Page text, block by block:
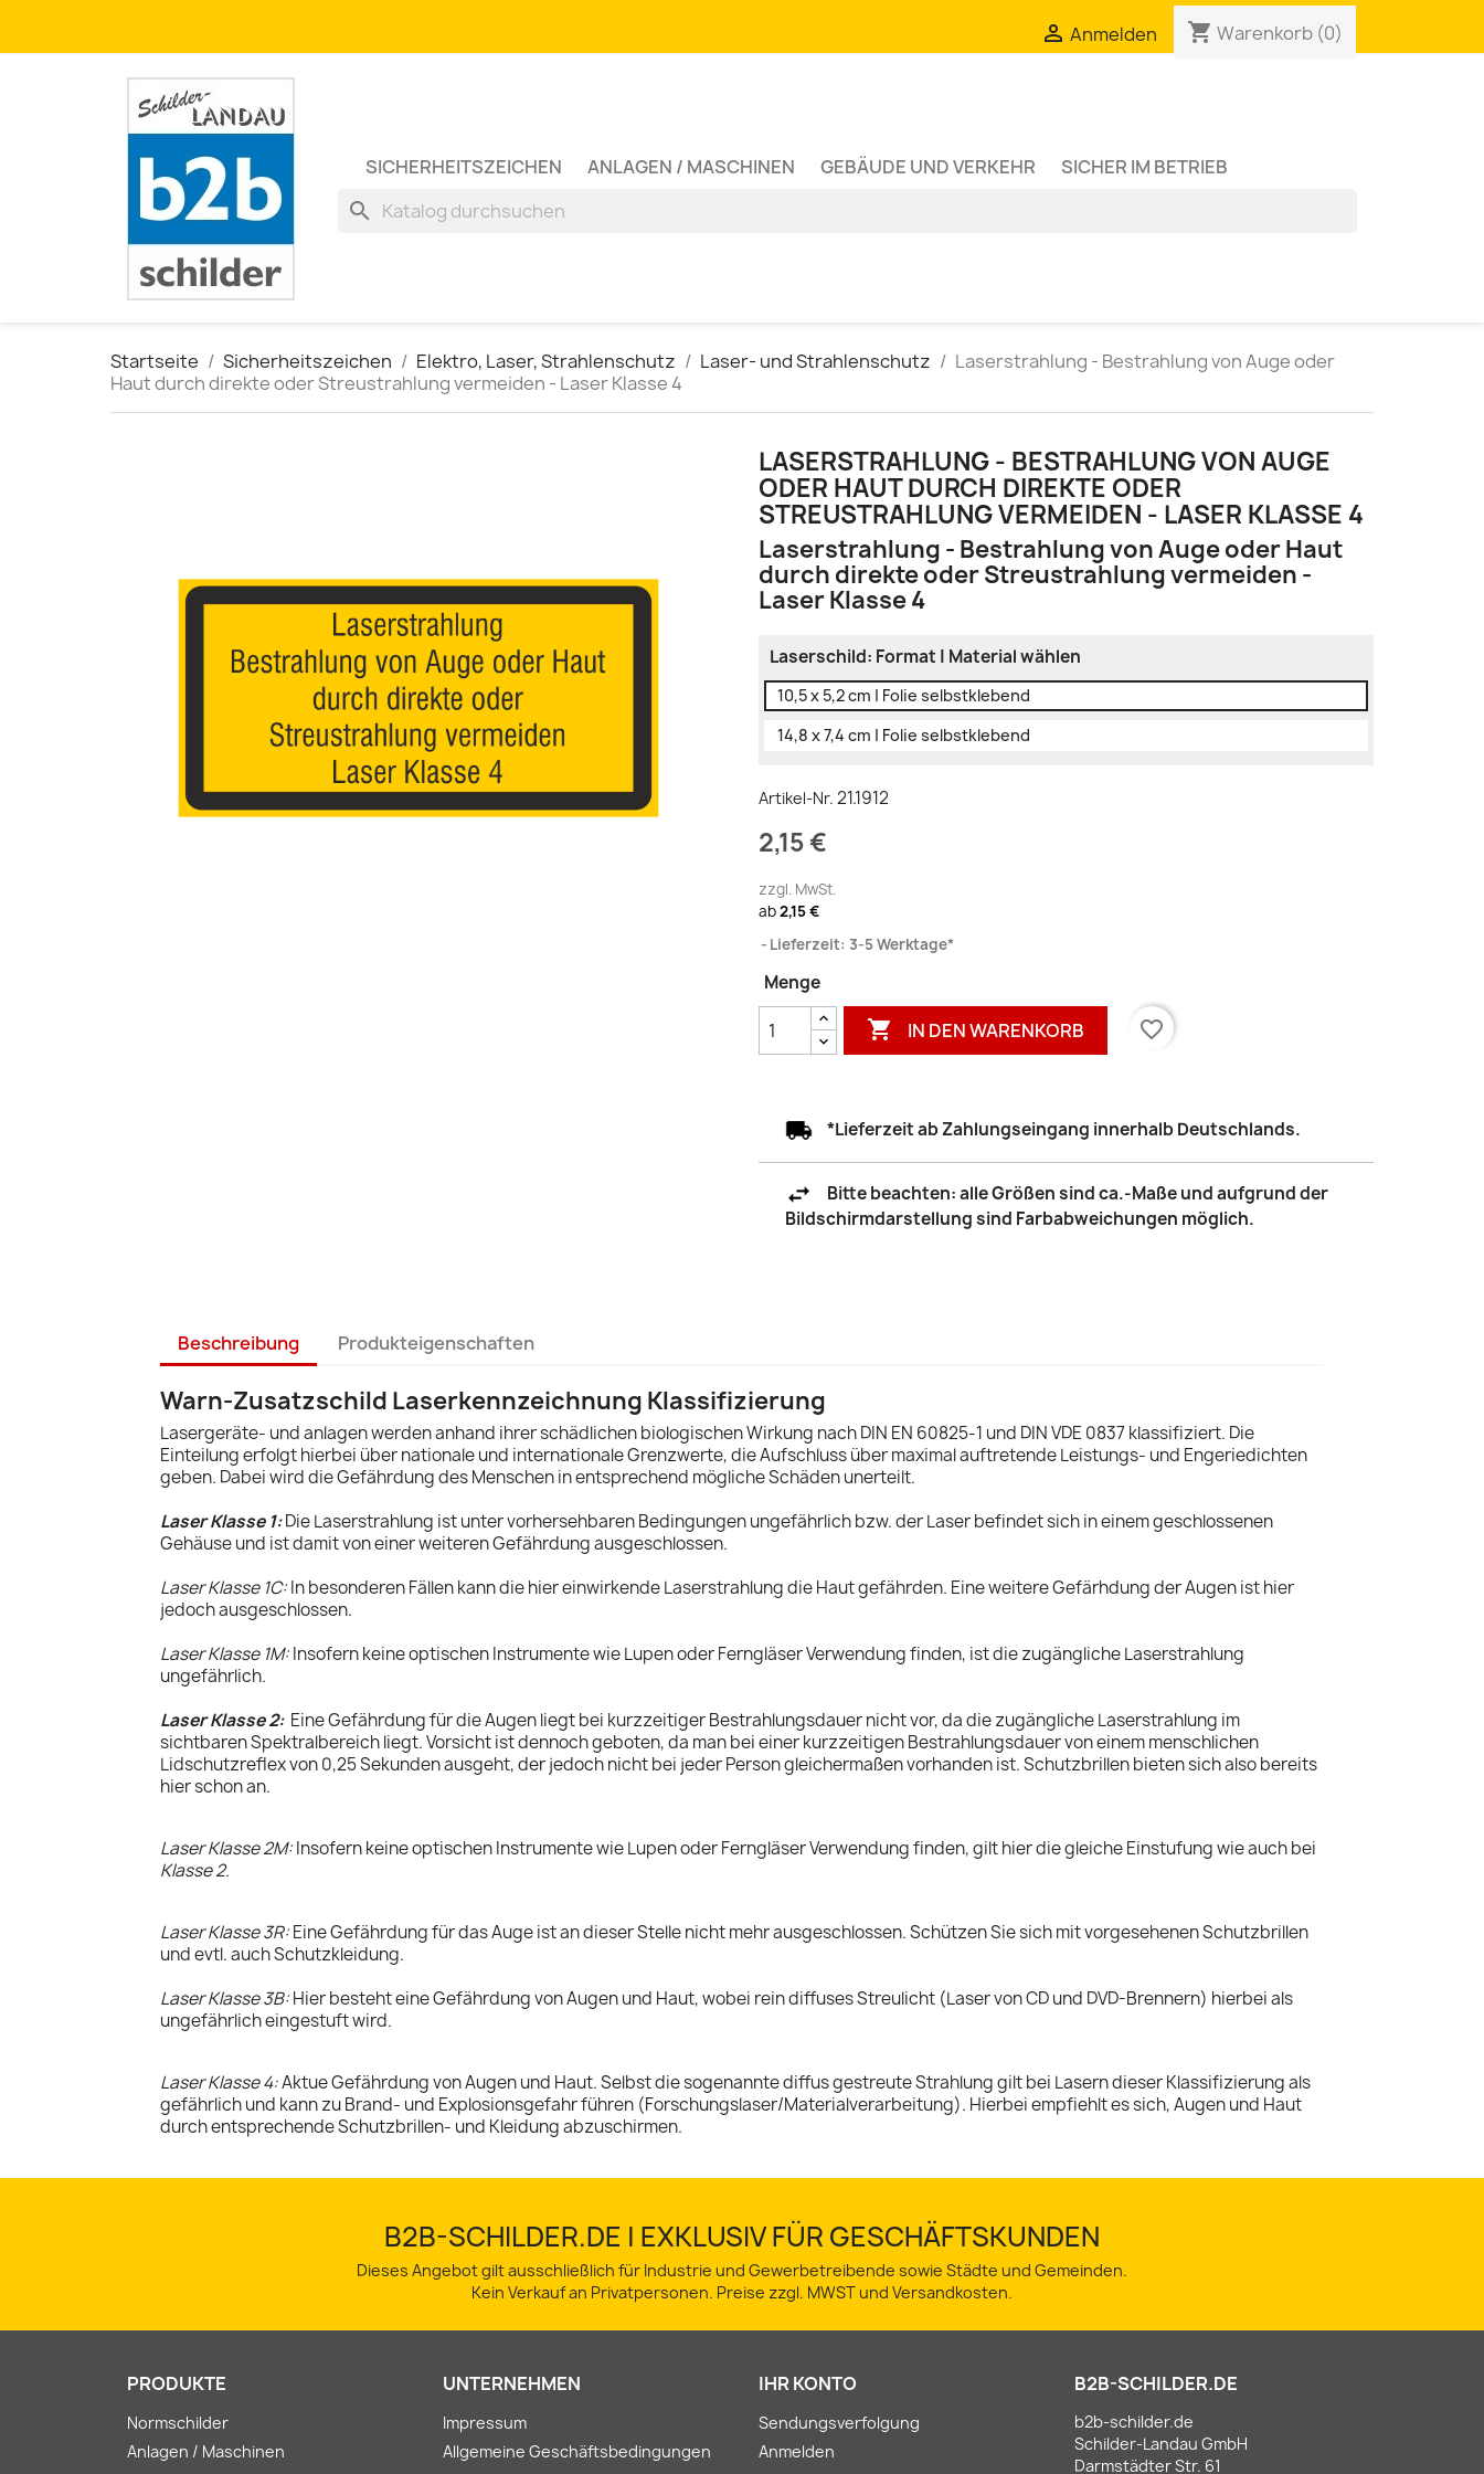
 Anmelden shopping_cart Warenkorb (0)
SICHERHEITSZEICHEN ANLAGEN / MASCHINEN GEBÄUDE UND VERKEHR SICHER IM BETRIEB
search
Startseite Sicherheitszeichen Elektro, Laser, Strahlenschutz Laser- und Strahlenschutz
Laserstrahlung - Bestrahlung von Auge oder
Haut durch direkte oder Streustrahlung vermeiden - Laser Klasse 4
LASERSTRAHLUNG - BESTRAHLUNG VON AUGE
ODER HAUT DURCH DIREKTE ODER
STREUSTRAHLUNG VERMEIDEN - LASER KLASSE 4
Laserstrahlung - Bestrahlung von Auge oder Haut
durch direkte oder Streustrahlung vermeiden -
Laser Klasse 4
Laserschild: Format | Material wählen
10,5 x 5,2 cm | Folie selbstklebend
14,8 x 7,4 cm | Folie selbstklebend
Artikel-Nr. 21.1912
2,15 €
zzgl. MwSt.
ab2,15 €
Lieferzeit: 3-5 Werktage*
Menge
 IN DEN WARENKORB favorite_border
*Lieferzeit ab Zahlungseingang innerhalb Deutschlands.
Bitte beachten: alle Größen sind ca.-Maße und aufgrund der
Bildschirmdarstellung sind Farbabweichungen möglich.
Beschreibung Produkteigenschaften
Warn-Zusatzschild Laserkennzeichnung Klassifizierung
Lasergeräte- und anlagen werden anhand ihrer schädlichen biologischen Wirkung nach DIN EN 60825-1 und DIN VDE 0837 klassifiziert. Die
Einteilung erfolgt hierbei über nationale und internationale Grenzwerte, die Aufschluss über maximal auftretende Leistungs- und Engeriedichten
geben. Dabei wird die Gefährdung des Menschen in entsprechend mögliche Schäden unerteilt.
Laser Klasse 1:Die Laserstrahlung ist unter vorhersehbaren Bedingungen ungefährlich bzw. der Laser befindet sich in einem geschlossenen
Gehäuse und ist damit von einer weiteren Gefährdung ausgeschlossen.
Laser Klasse 1C:In besonderen Fällen kann die hier einwirkende Laserstrahlung die Haut gefährden. Eine weitere Gefärhdung der Augen ist hier
jedoch ausgeschlossen.
Laser Klasse 1M:Insofern keine optischen Instrumente wie Lupen oder Ferngläser Verwendung finden, ist die zugängliche Laserstrahlung
ungefährlich.
Laser Klasse 2: Eine Gefährdung für die Augen liegt bei kurzzeitiger Bestrahlungsdauer nicht vor, da die zugängliche Laserstrahlung im
sichtbaren Spektralbereich liegt. Vorsicht ist dennoch geboten, da man bei einer kurzzeitigen Bestrahlungsdauer von einem menschlichen
Lidschutzreflex von 0,25 Sekunden ausgeht, der jedoch nicht bei jeder Person gleichermaßen vorhanden ist. Schutzbrillen bieten sich also bereits
hier schon an.
Laser Klasse 2M:Insofern keine optischen Instrumente wie Lupen oder Ferngläser Verwendung finden, gilt hier die gleiche Einstufung wie auch bei
Klasse 2.
Laser Klasse 3R:Eine Gefährdung für das Auge ist an dieser Stelle nicht mehr ausgeschlossen. Schützen Sie sich mit vorgesehenen Schutzbrillen
und evtl. auch Schutzkleidung.
Laser Klasse 3B:Hier besteht eine Gefährdung von Augen und Haut, wobei rein diffuses Streulicht (Laser von CD und DVD-Brennern) hierbei als
ungefährlich eingestuft wird.
Laser Klasse 4:Aktue Gefährdung von Augen und Haut. Selbst die sogenannte diffus gestreute Strahlung gilt bei Lasern dieser Klassifizierung als
gefährlich und kann zu Brand- und Explosionsgefahr führen (Forschungslaser/Materialverarbeitung). Hierbei empfiehlt es sich, Augen und Haut
durch entsprechende Schutzbrillen- und Kleidung abzuschirmen.
B2B-SCHILDER.DE | EXKLUSIV FÜR GESCHÄFTSKUNDEN
Dieses Angebot gilt ausschließlich für Industrie und Gewerbetreibende sowie Städte und Gemeinden.
Kein Verkauf an Privatpersonen. Preise zzgl. MWST und Versandkosten.
PRODUKTE
Normschilder
Anlagen / Maschinen
UNTERNEHMEN
Impressum
Allgemeine Geschäftsbedingungen
IHR KONTO
Sendungsverfolgung
Anmelden
B2B-SCHILDER.DE
b2b-schilder.de
Schilder-Landau GmbH
Darmstädter Str. 61